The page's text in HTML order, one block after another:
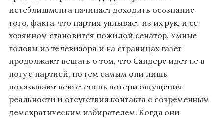
истеблишмента начинает доходить осознание
того, факта, что партия уплывает из их рук, и ее
хозяином становится пожилой сенатор. Умные
головы из телевизора и на страницах газет
продолжают вещать о том, что Сандерс идет не в
ногу с партией, но тем самым они лишь
показывают всю степень потери ощущения
реальности и отсутствия контакта с современным
демократическим избирателем. Когда они